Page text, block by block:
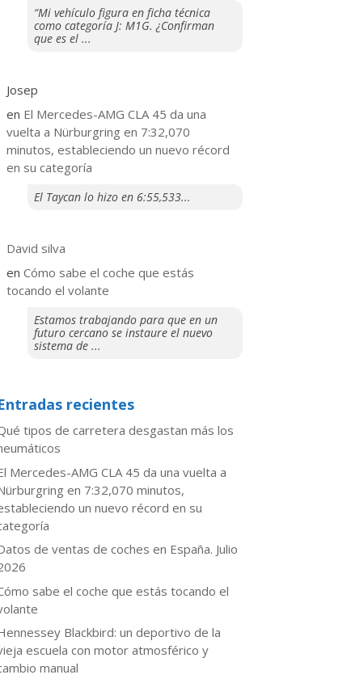
“Mi vehículo figura en ficha técnica
como categoría J: M1G. ¿Confirman
que es el ...
Josep
en El Mercedes-AMG CLA 45 da una
vuelta a Nürburgring en 7:32,070
minutos, estableciendo un nuevo récord
en su categoría
El Taycan lo hizo en 6:55,533...
David silva
en​Cómo sabe el coche que estás
tocando el volante
Estamos trabajando para que en un
futuro cercano se instaure el nuevo
sistema de ...
recientes
tipos de carretera desgastan más los
Mercedes-AMG CLA 45 da una vuelta a
en 7:32,070 minutos,
un nuevo récord en su
de ventas de coches en España. Julio
sabe el coche que estás tocando el
Blackbird: un deportivo de la
escuela con motor atmosférico y
manual